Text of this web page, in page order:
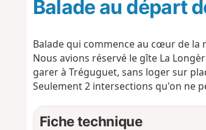
Balade au départ
Balade qui commence au cœur de
Nous avions réservé le gîte La
garer à Tréguguet, sans loger sur
Seulement 2 intersections qu'on ne
Fiche technique